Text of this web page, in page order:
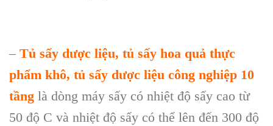
– Tủ sấy dược liệu, tủ sấy hoa quả thực
phẩm khô, tủ sấy dược liệu công nghiệp 10
tầng là dòng máy sấy có nhiệt độ sấy cao từ
50 độ C và nhiệt độ sấy có thể lên đến 300 độ